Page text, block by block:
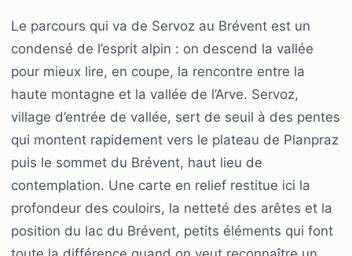
Le parcours qui va de Servoz au Brévent est un
condensé de l’esprit alpin : on descend la vallée
pour mieux lire, en coupe, la rencontre entre la
haute montagne et la vallée de l’Arve. Servoz,
village d’entrée de vallée, sert de seuil à des pentes
qui montent rapidement vers le plateau de Planpraz
puis le sommet du Brévent, haut lieu de
contemplation. Une carte en relief restitue ici la
profondeur des couloirs, la netteté des arêtes et la
position du lac du Brévent, petits éléments qui font